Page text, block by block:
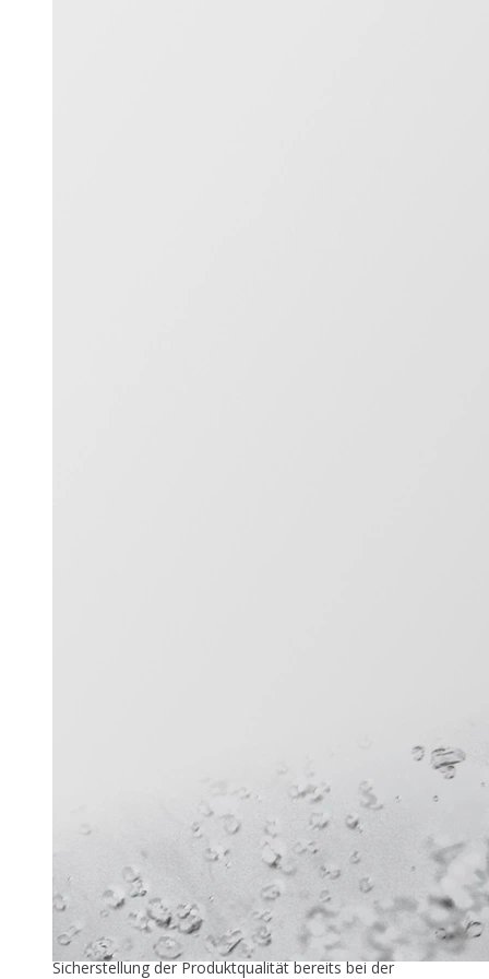
Zuver­läs­si­ge Füllstandmessung
26. Mai 2026
In der industriellen Speiseeisproduktion beginnt die
Sicherstellung der Produktqualität bereits bei der